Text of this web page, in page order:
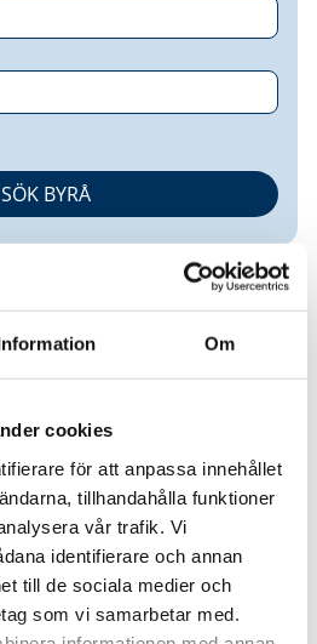
Om
cookies
för att anpassa innehållet
tillhandahålla funktioner
vår trafik. Vi
identifierare och annan
till de sociala medier och
som vi samarbetar med.